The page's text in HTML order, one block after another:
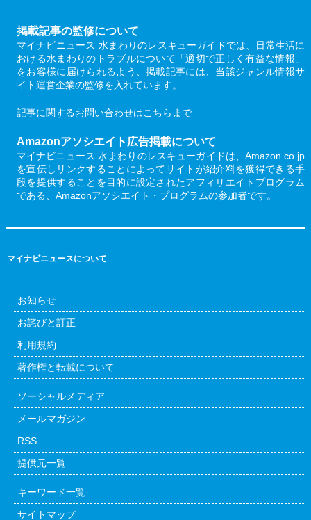
掲載記事の監修について
マイナビニュース 水まわりのレスキューガイドでは、日常生活に
おける水まわりのトラブルについて「適切で正しく有益な情報」
をお客様に届けられるよう、掲載記事には、当該ジャンル情報サ
イト運営企業の監修を入れています。
記事に関するお問い合わせはこちら まで
Amazonアソシエイト広告掲載について
マイナビニュース 水まわりのレスキューガイドは、Amazon.co.jp
を宣伝しリンクすることによってサイトが紹介料を獲得できる手
段を提供することを目的に設定されたアフィリエイトプログラム
である、Amazonアソシエイト・プログラムの参加者です。
マイナビニュースについて
お知らせ
お詫びと訂正
利用規約
著作権と転載について
ソーシャルメディア
メールマガジン
RSS
提供元一覧
キーワード一覧
サイトマップ